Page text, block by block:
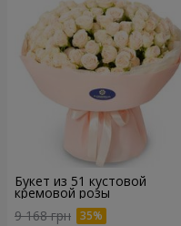
Букет из 51 кустовой
кремовой розы
9 168 грн